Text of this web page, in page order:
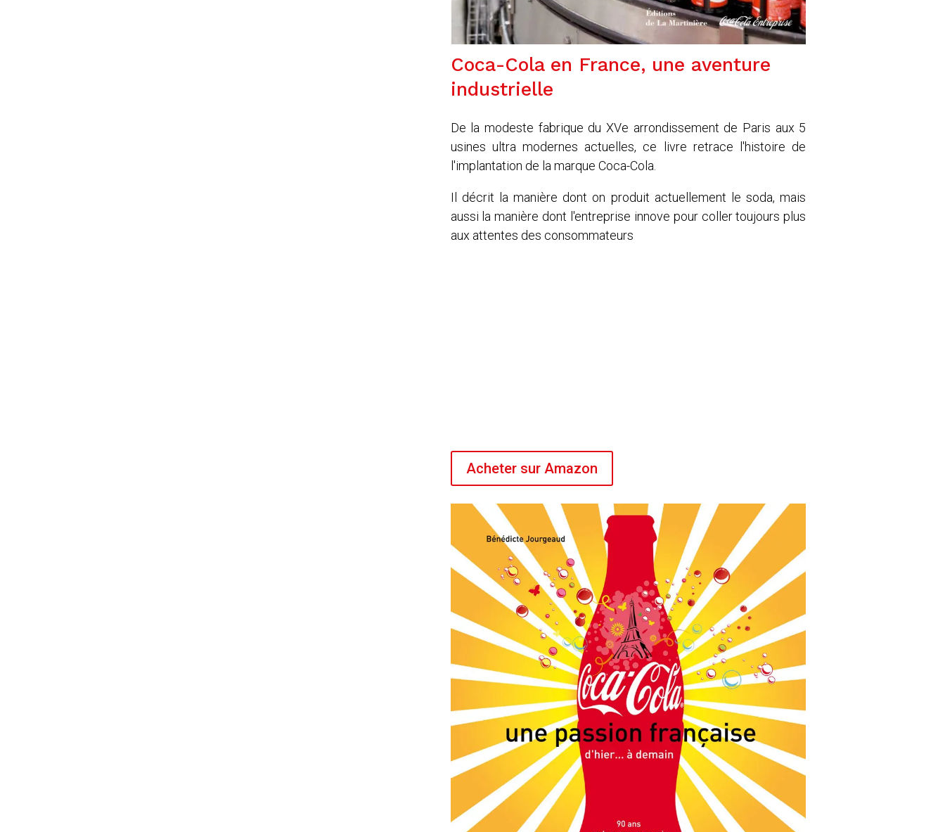
Coca-Cola en France, une aventure
industrielle
De la modeste fabrique du XVe arrondissement de Paris aux 5
usines ultra modernes actuelles, ce livre retrace l'histoire de
l'implantation de la marque Coca-Cola.
Il décrit la manière dont on produit actuellement le soda, mais
aussi la manière dont l'entreprise innove pour coller toujours plus
aux attentes des consommateurs
Acheter sur Amazon